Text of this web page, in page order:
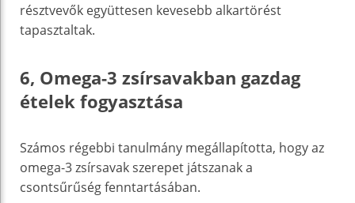
résztvevők együttesen kevesebb alkartörést
tapasztaltak.
6, Omega-3 zsírsavakban gazdag
ételek fogyasztása
Számos régebbi tanulmány megállapította, hogy az
omega-3 zsírsavak szerepet játszanak a
csontsűrűség fenntartásában.